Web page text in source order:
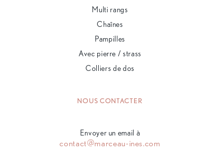
Multi rangs
Chaînes
Pampilles
Avec pierre / strass
Colliers de dos
NOUS CONTACTER
Envoyer un email à
contact@marceau-ines.com